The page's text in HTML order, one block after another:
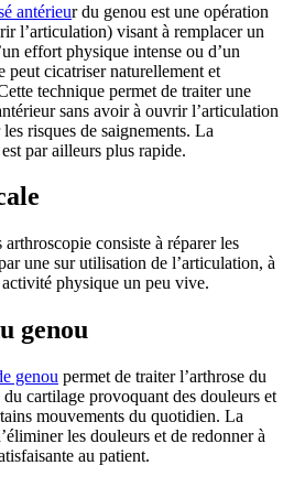
antérieur du genou est une opération
l’articulation) visant à remplacer un
effort physique intense ou d’un
peut cicatriser naturellement et
technique permet de traiter une
sans avoir à ouvrir l’articulation
risques de saignements. La
par ailleurs plus rapide.
arthroscopie consiste à réparer les
une sur utilisation de l’articulation, à
physique un peu vive.
genou
genou permet de traiter l’arthrose du
du cartilage provoquant des douleurs et
mouvements du quotidien. La
les douleurs et de redonner à
au patient.